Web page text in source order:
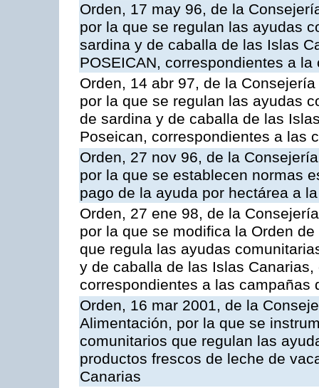
Orden, 17 may 96, de la
por la que se regulan las ayudas
sardina y de caballa de las Islas
POSEICAN, correspondientes a
Orden, 14 abr 97, de la
por la que se regulan las ayudas
de sardina y de caballa de las
Poseican, correspondientes a las
Orden, 27 nov 96, de la
por la que se establecen normas
pago de la ayuda por hectárea a
Orden, 27 ene 98, de la
por la que se modifica la Orden
que regula las ayudas
y de caballa de las Islas
correspondientes a las campañas
Orden, 16 mar 2001, de la
Alimentación, por la que se
comunitarios que regulan las
productos frescos de leche de
Canarias